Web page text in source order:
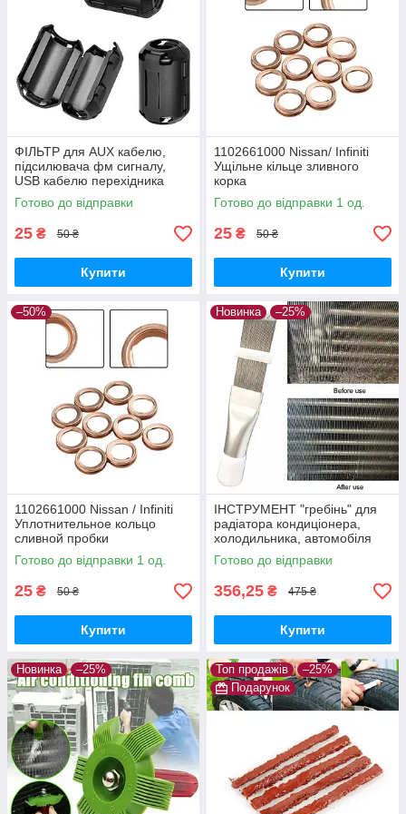
ФІЛЬТР для AUX кабелю,
підсилювача фм сигналу,
USB кабелю перехідника
Готово до відправки
25 ₴ 50 ₴
Купити
1102661000 Nissan/ Infiniti
Ущільне кільце зливного
корка
Готово до відправки 1 од.
25 ₴ 50 ₴
Купити
–50%
1102661000 Nissan / Infiniti
Уплотнительное кольцо
сливной пробки
Готово до відправки 1 од.
25 ₴ 50 ₴
Купити
Новинка –25%
ІНСТРУМЕНТ "гребінь" для
радіатора кондиціонера,
холодильника, автомобіля
(очищення, ремонт)
Готово до відправки
356,25 ₴ 475 ₴
Купити
Новинка –25% Топ продажів
–25%
Подарунок